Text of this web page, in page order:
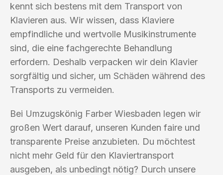
kennt sich bestens mit dem Transport von
Klavieren aus. Wir wissen, dass Klaviere
empfindliche und wertvolle Musikinstrumente
sind, die eine fachgerechte Behandlung
erfordern. Deshalb verpacken wir dein Klavier
sorgfältig und sicher, um Schäden während des
Transports zu vermeiden.
Bei Umzugskönig Farber Wiesbaden legen wir
großen Wert darauf, unseren Kunden faire und
transparente Preise anzubieten. Du möchtest
nicht mehr Geld für den Klaviertransport
ausgeben, als unbedingt nötig? Durch unsere